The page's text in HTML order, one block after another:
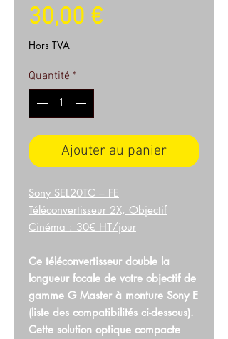
30,00 €Prix
Hors TVA
Quantité *
Ajouter au panier
Sony SEL20TC – FE
Téléconvertisseur 2X, Objectif
Cinéma : 30€ HT/jour
Ce téléconvertisseur double la
longueur focale de votre objectif de
gamme G Master à monture Sony E
(liste des compatibilités ci-dessous).
Cette solution optique compacte